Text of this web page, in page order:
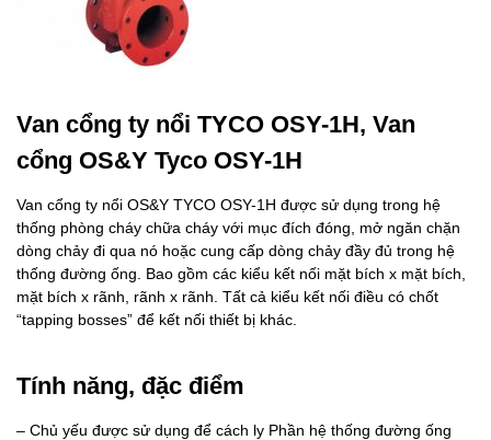
Van cổng ty nổi TYCO OSY-1H, Van
cổng OS&Y Tyco OSY-1H
Van cổng ty nổi OS&Y TYCO OSY-1H được sử dụng trong hệ
thống phòng cháy chữa cháy với mục đích đóng, mở ngăn chặn
dòng chảy đi qua nó hoặc cung cấp dòng chảy đầy đủ trong hệ
thống đường ống. Bao gồm các kiểu kết nối mặt bích x mặt bích,
mặt bích x rãnh, rãnh x rãnh. Tất cả kiểu kết nối điều có chốt
“tapping bosses” để kết nối thiết bị khác.
Tính năng, đặc điểm
– Chủ yếu được sử dụng để cách ly Phần hệ thống đường ống